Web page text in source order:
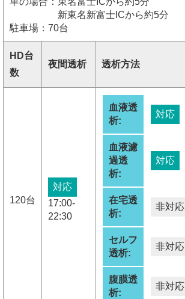
新東名新富士ICから約5分
駐車場：70台
HD台
数
夜間透析 透析方法
120台
対応
17:00-
22:30
血液透
析:
対応
血液濾
過透
析:
対応
在宅透
析:
非対応
セルフ
透析:
非対応
腹膜透
析:
非対応